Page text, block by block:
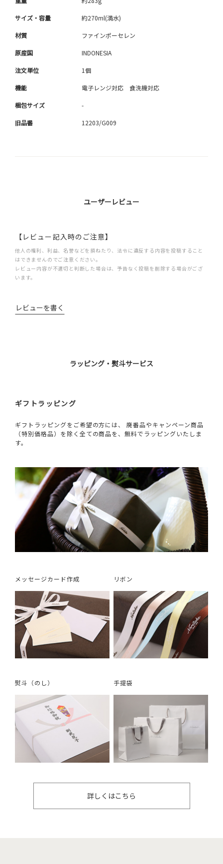
サイズ・容量 約270ml(満水)
材質 ファインポーセレン
原産国 INDONESIA
注文単位 1個
機能 電子レンジ対応 食洗機対応
梱包サイズ -
旧品番 12203/G009
ユーザーレビュー
【レビュー記入時のご注意】
他人の権利、利益、名誉などを損ねたり、法令に違反する内容を投稿すること
はできませんのでご注意ください。
レビュー内容が不適切と判断した場合は、予告なく投稿を削除する場合がござ
います。
レビューを書く
ラッピング・熨斗サービス
ギフトラッピング
ギフトラッピングをご希望の方には、 廃番品やキャンペーン商品
（特別価格品）を除く全ての商品を、無料でラッピングいたしま
す。
メッセージカード作成 リボン
熨斗（のし） 手提袋
詳しくはこちら